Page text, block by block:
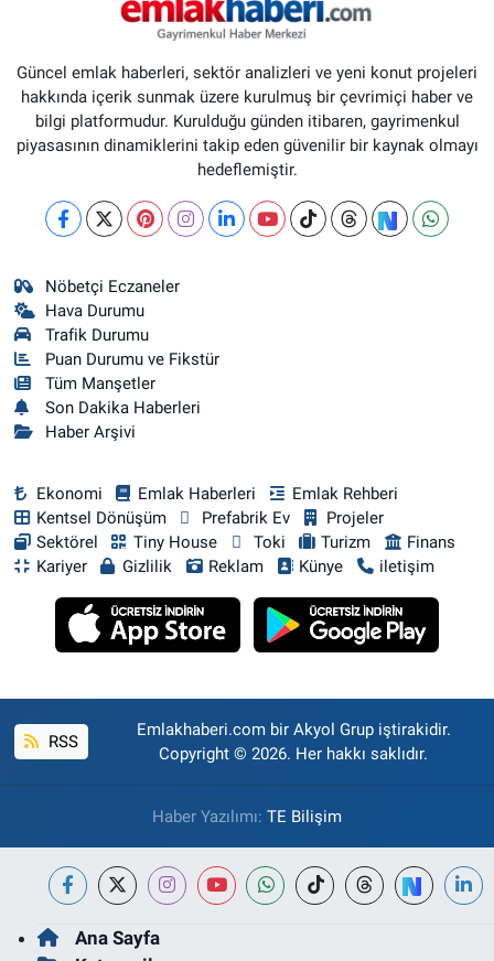
Güncel emlak haberleri, sektör analizleri ve yeni konut projeleri
hakkında içerik sunmak üzere kurulmuş bir çevrimiçi haber ve
bilgi platformudur. Kurulduğu günden itibaren, gayrimenkul
piyasasının dinamiklerini takip eden güvenilir bir kaynak olmayı
hedeflemiştir.
Nöbetçi Eczaneler
Hava Durumu
Trafik Durumu
Puan Durumu ve Fikstür
Tüm Manşetler
Son Dakika Haberleri
Haber Arşivi
Ekonomi Emlak Haberleri
Emlak Rehberi
Kentsel Dönüşüm
Prefabrik Ev
Projeler
Sektörel
Tiny House Toki Turizm
Finans
Kariyer
Gizlilik Reklam Künye iletişim
RSS
Emlakhaberi.com bir Akyol Grup iştirakidir.
Copyright © 2026. Her hakkı saklıdır.
Haber Yazılımı: TE Bilişim
Ana Sayfa